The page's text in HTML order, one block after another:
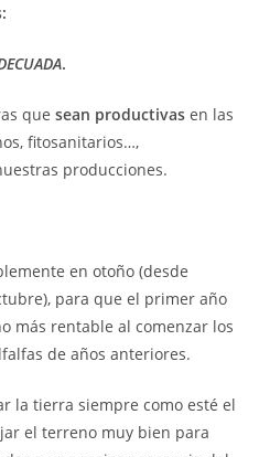
.
que sean productivas en las
fitosanitarios…,
producciones.
en otoño (desde
para que el primer año
más rentable al comenzar los
de años anteriores.
la tierra siempre como esté el
el terreno muy bien para